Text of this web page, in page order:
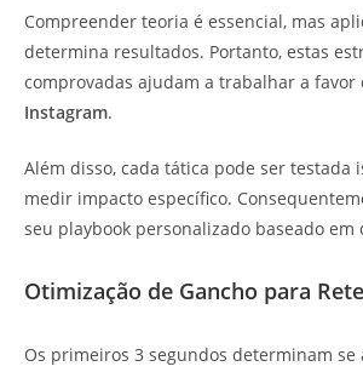
Compreender teoria é essencial, mas
determina resultados. Portanto, estas
comprovadas ajudam a trabalhar a favor
Instagram.
Além disso, cada tática pode ser testada
medir impacto específico.
seu playbook personalizado baseado em
Otimização de Gancho para
Os primeiros 3 segundos determinam se